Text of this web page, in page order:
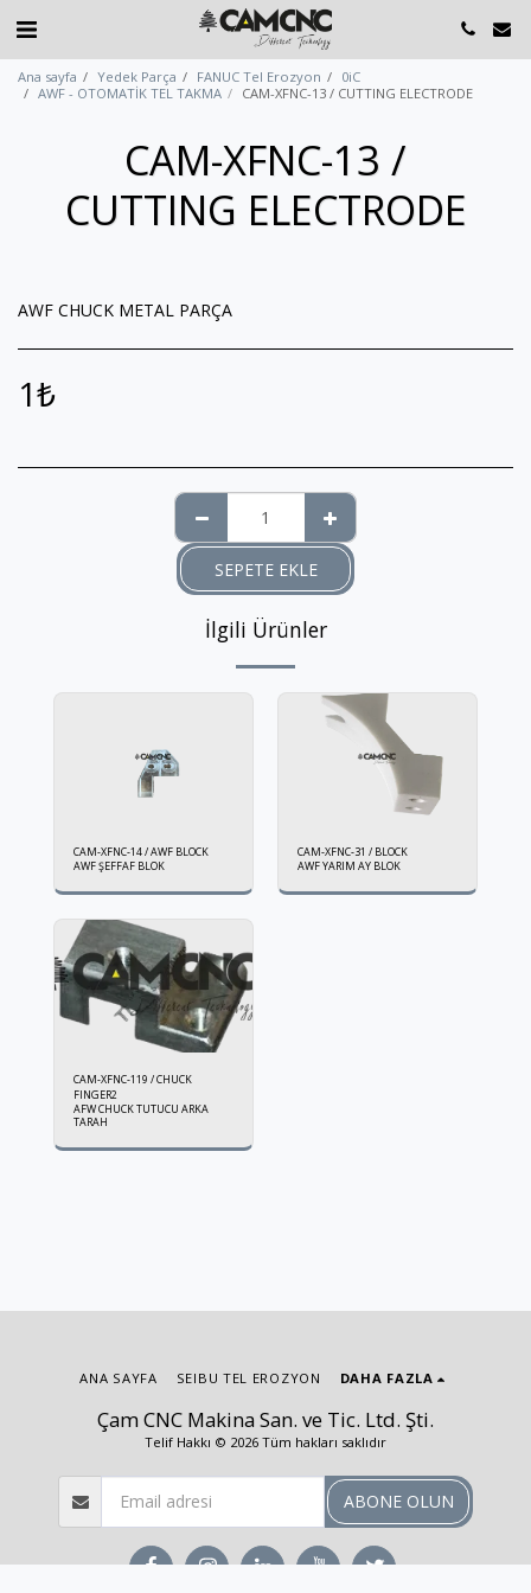
Ana sayfa Yedek Parça FANUC Tel Erozyon
0iC
AWF - OTOMATİK TEL TAKMA
CAM-XFNC-13 / CUTTING ELECTRODE
CAM-XFNC-13 /
CUTTING ELECTRODE
AWF CHUCK METAL PARÇA
1₺
SEPETE EKLE
İlgili Ürünler
CAM-XFNC-14 / AWF BLOCK
AWF ŞEFFAF BLOK
CAM-XFNC-31 / BLOCK
AWF YARIM AY BLOK
CAM-XFNC-119 / CHUCK
FINGER2
AFW CHUCK TUTUCU ARKA
TARAH
Çam CNC Makina San. ve Tic. Ltd. Şti.
Telif Hakkı © 2026 Tüm hakları saklıdır
ANA SAYFA SEIBU TEL EROZYON DAHA FAZLA
ABONE OLUN